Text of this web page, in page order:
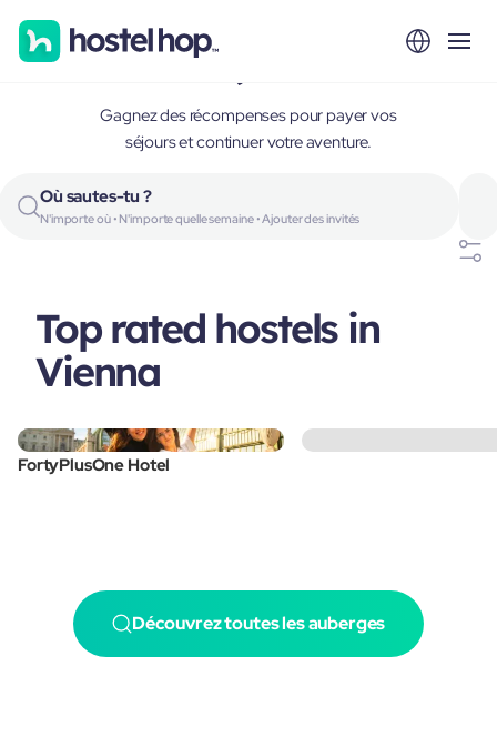
Vienna, Austria
Gagnez des récompenses pour payer vos
séjours et continuer votre aventure.
Où sautes-tu ?
N'importe où • N'importe quelle semaine • Ajouter des invités
Top rated hostels in
Vienna
FortyPlusOne Hotel
Découvrez toutes les auberges